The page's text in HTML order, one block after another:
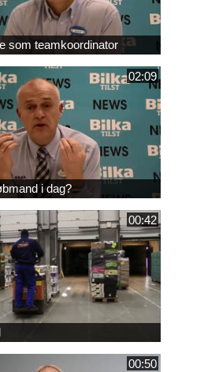
som teamkoordinator
02:09
i dag?
00:42
00:50